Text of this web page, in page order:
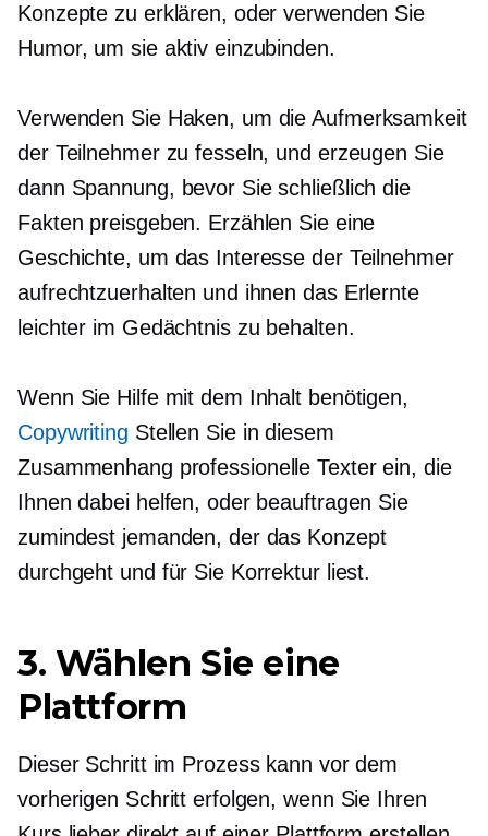
Konzepte zu erklären, oder verwenden Sie
Humor, um sie aktiv einzubinden.
Verwenden Sie Haken, um die Aufmerksamkeit
der Teilnehmer zu fesseln, und erzeugen Sie
dann Spannung, bevor Sie schließlich die
Fakten preisgeben. Erzählen Sie eine
Geschichte, um das Interesse der Teilnehmer
aufrechtzuerhalten und ihnen das Erlernte
leichter im Gedächtnis zu behalten.
Wenn Sie Hilfe mit dem Inhalt benötigen,
Copywriting Stellen Sie in diesem
Zusammenhang professionelle Texter ein, die
Ihnen dabei helfen, oder beauftragen Sie
zumindest jemanden, der das Konzept
durchgeht und für Sie Korrektur liest.
3. Wählen Sie eine
Plattform
Dieser Schritt im Prozess kann vor dem
vorherigen Schritt erfolgen, wenn Sie Ihren